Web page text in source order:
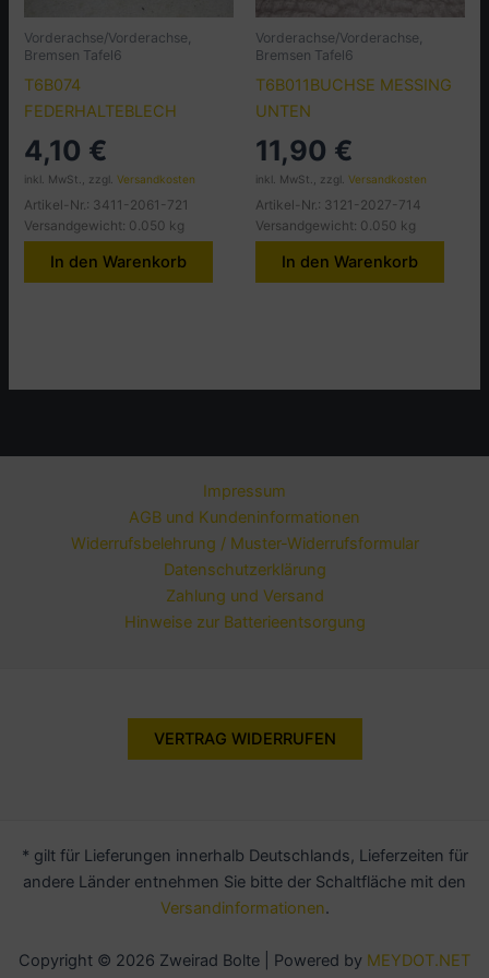
Vorderachse/Vorderachse,
Bremsen Tafel6
T6B074
FEDERHALTEBLECH
4,10 €
inkl. MwSt., zzgl.Versandkosten
Artikel-Nr.: 3411-2061-721
Versandgewicht: 0.050 kg
In den Warenkorb
Vorderachse/Vorderachse,
Bremsen Tafel6
T6B011BUCHSE MESSING
UNTEN
11,90 €
inkl. MwSt., zzgl. Versandkosten
Artikel-Nr.: 3121-2027-714
Versandgewicht: 0.050 kg
In den Warenkorb
Impressum
AGB und Kundeninformationen
Widerrufsbelehrung / Muster-Widerrufsformular
Datenschutzerklärung
Zahlung und Versand
Hinweise zur Batterieentsorgung
VERTRAG WIDERRUFEN
* gilt für Lieferungen innerhalb Deutschlands, Lieferzeiten für
andere Länder entnehmen Sie bitte der Schaltfläche mit den
Versandinformationen.
Copyright © 2026 Zweirad Bolte | Powered by MEYDOT.NET